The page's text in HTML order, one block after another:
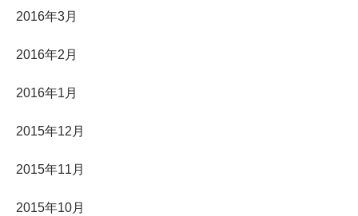
2016年3月
2016年2月
2016年1月
2015年12月
2015年11月
2015年10月